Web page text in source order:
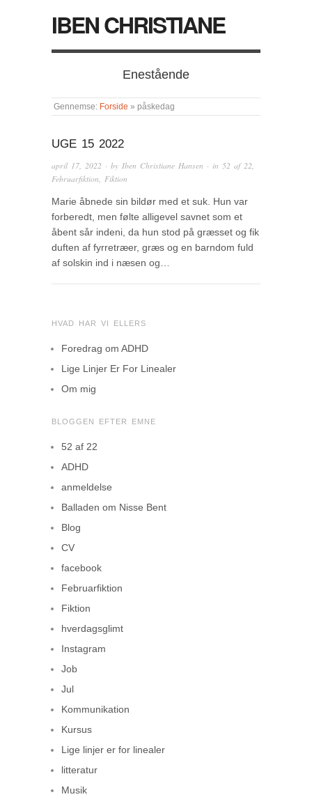
IBEN CHRISTIANE
Enestående
Gennemse: Forside » påskedag
UGE 15 2022
april 17, 2022 · by Iben Christiane Hansen · in 52 af 22,
Februarfiktion, Fiktion
Marie åbnede sin bildør med et suk. Hun var
forberedt, men følte alligevel savnet som et
åbent sår indeni, da hun stod på græsset og fik
duften af fyrretræer, græs og en barndom fuld
af solskin ind i næsen og…
HVAD HAR VI ELLERS
Foredrag om ADHD
Lige Linjer Er For Linealer
Om mig
BLOGGEN EFTER EMNE
52 af 22
ADHD
anmeldelse
Balladen om Nisse Bent
Blog
CV
facebook
Februarfiktion
Fiktion
hverdagsglimt
Instagram
Job
Jul
Kommunikation
Kursus
Lige linjer er for linealer
litteratur
Musik